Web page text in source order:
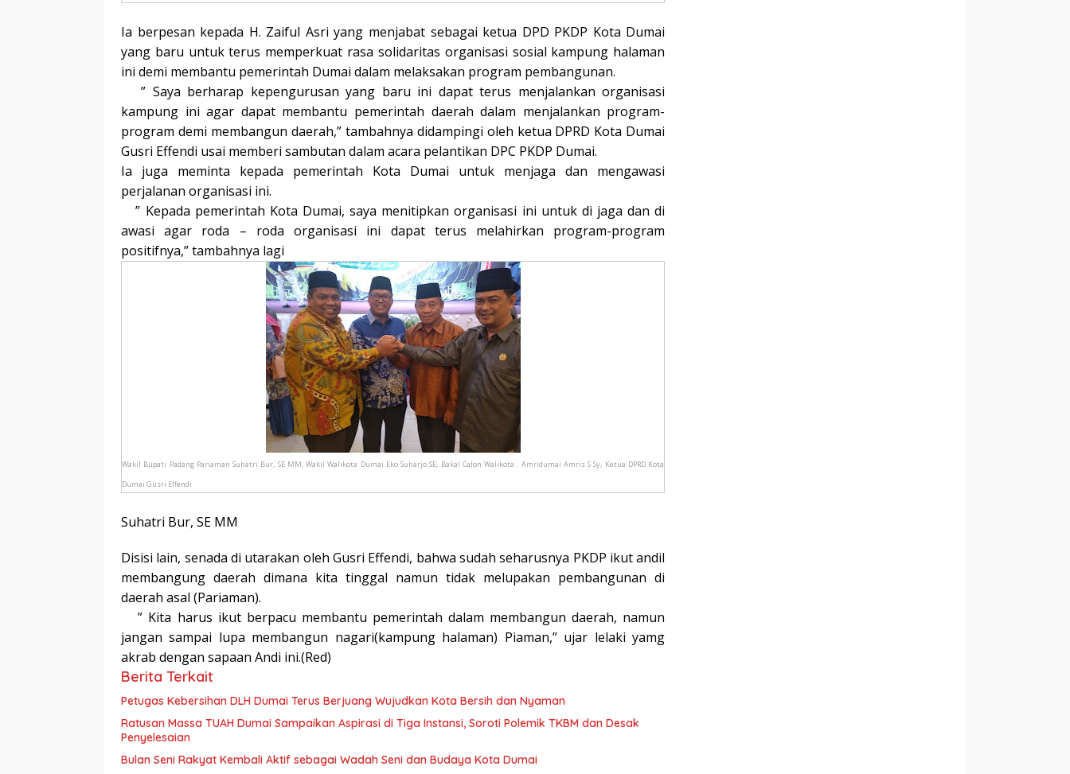
Ia berpesan kepada H. Zaiful Asri yang menjabat sebagai ketua DPD PKDP Kota Dumai
yang baru untuk terus memperkuat rasa solidaritas organisasi sosial kampung halaman
ini demi membantu pemerintah Dumai dalam melaksakan program pembangunan.
” Saya berharap kepengurusan yang baru ini dapat terus menjalankan organisasi
kampung ini agar dapat membantu pemerintah daerah dalam menjalankan program-
program demi membangun daerah,” tambahnya didampingi oleh ketua DPRD Kota Dumai
Gusri Effendi usai memberi sambutan dalam acara pelantikan DPC PKDP Dumai.
Ia juga meminta kepada pemerintah Kota Dumai untuk menjaga dan mengawasi
perjalanan organisasi ini.
” Kepada pemerintah Kota Dumai, saya menitipkan organisasi ini untuk di jaga dan di
awasi agar roda – roda organisasi ini dapat terus melahirkan program-program
positifnya,” tambahnya lagi
Wakil Bupati Padang PariamanSuhatri Bur, SE MM, Wakil Walikota Dumai Eko Suharjo SE, Bakal Calon Walikota . Amridumai Amris S Sy, Ketua DPRD Kota
Dumai Gusri Effendi
Suhatri Bur, SE MM
Disisi lain, senada di utarakan oleh Gusri Effendi, bahwa sudah seharusnya PKDP ikut andil
membangung daerah dimana kita tinggal namun tidak melupakan pembangunan di
daerah asal (Pariaman).
” Kita harus ikut berpacu membantu pemerintah dalam membangun daerah, namun
jangan sampai lupa membangun nagari(kampung halaman) Piaman,” ujar lelaki yamg
akrab dengan sapaan Andi ini.(Red)
Berita Terkait
Petugas Kebersihan DLH Dumai Terus Berjuang Wujudkan Kota Bersih dan Nyaman
Ratusan Massa TUAH Dumai Sampaikan Aspirasi di Tiga Instansi, Soroti Polemik TKBM dan Desak
Penyelesaian
Bulan Seni Rakyat Kembali Aktif sebagai Wadah Seni dan Budaya Kota Dumai